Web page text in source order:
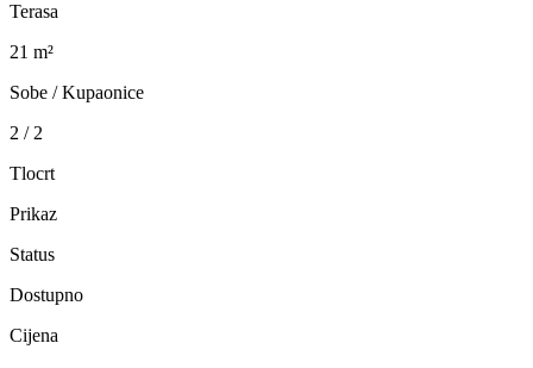
Terasa
21 m²
Sobe / Kupaonice
2 / 2
Tlocrt
Prikaz
Status
Dostupno
Cijena